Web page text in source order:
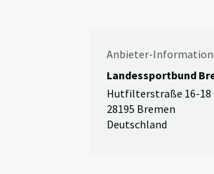
Anbieter-
Landessportbund
Hutfilterstraße 16-18
28195 Bremen
Deutschland